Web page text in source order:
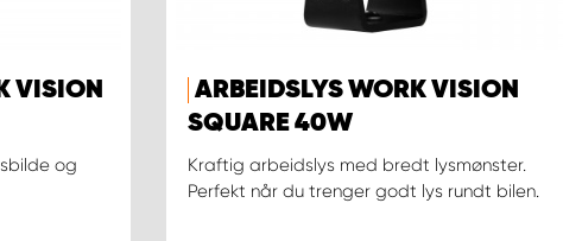
VISION
og
ARBEIDSLYS WORK VISION
SQUARE 40W
Kraftig arbeidslys med bredt lysmønster.
Perfekt når du trenger godt lys rundt bilen.